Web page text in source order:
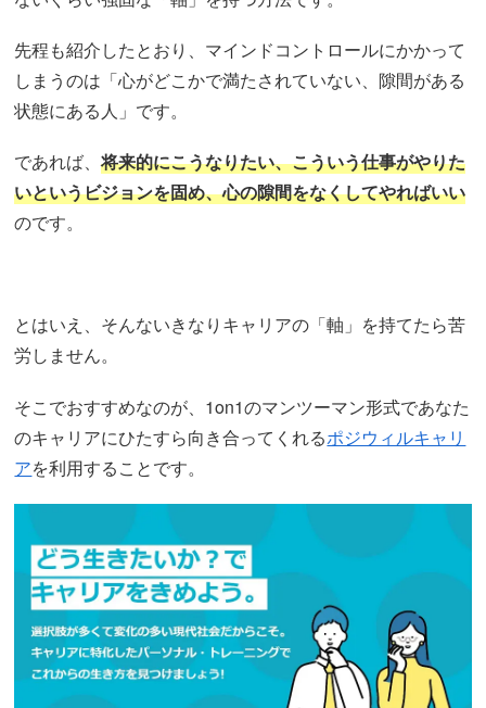
先程も紹介したとおり、マインドコントロールにかかって
しまうのは「心がどこかで満たされていない、隙間がある
状態にある人」です。
であれば、将来的にこうなりたい、こういう仕事がやりた
いというビジョンを固め、心の隙間をなくしてやればいい
のです。
とはいえ、そんないきなりキャリアの「軸」を持てたら苦
労しません。
そこでおすすめなのが、1on1のマンツーマン形式であなた
のキャリアにひたすら向き合ってくれるポジウィルキャリ
アを利用することです。